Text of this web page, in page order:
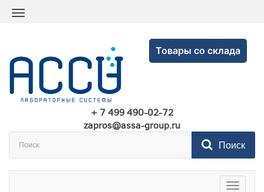
Товары со склада
+ 7 499 490-02-72
zapros@assa-group.ru
Поиск
Toggle